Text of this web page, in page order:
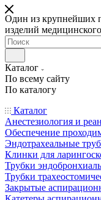
Один из крупнейших
изделий
Каталог
По всему сайту
По каталогу
Каталог
Анестезиология и
Обеспечение
Эндотрахеальные
Клинки для
Трубки
Трубки
Закрытые